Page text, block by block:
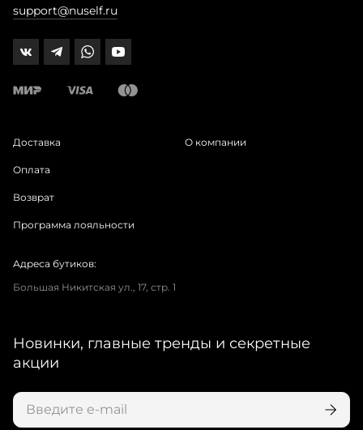
support@nuself.ru
Доставка
Оплата
Возврат
Программа лояльности
О компании
Адреса бутиков:
Большая Никитская ул., 17, стр. 1
Новинки, главные тренды и секретные
акции